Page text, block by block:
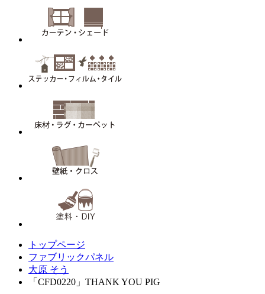
トップページ
ファブリックパネル
大原 そう
「CFD0220」THANK YOU PIG